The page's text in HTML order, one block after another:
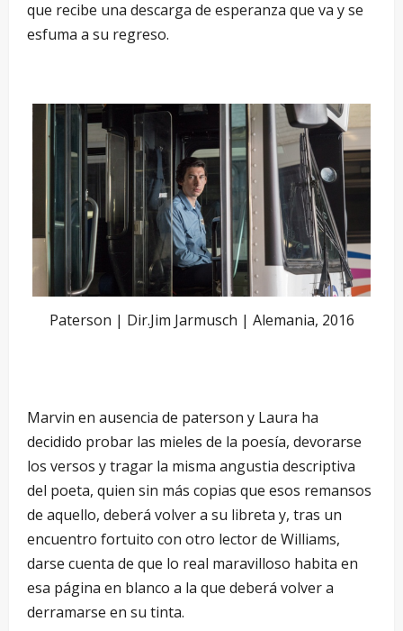
que recibe una descarga de esperanza que va y se
esfuma a su regreso.
Paterson | Dir.Jim Jarmusch | Alemania, 2016
Marvin en ausencia de paterson y Laura ha
decidido probar las mieles de la poesía, devorarse
los versos y tragar la misma angustia descriptiva
del poeta, quien sin más copias que esos remansos
de aquello, deberá volver a su libreta y, tras un
encuentro fortuito con otro lector de Williams,
darse cuenta de que lo real maravilloso habita en
esa página en blanco a la que deberá volver a
derramarse en su tinta.